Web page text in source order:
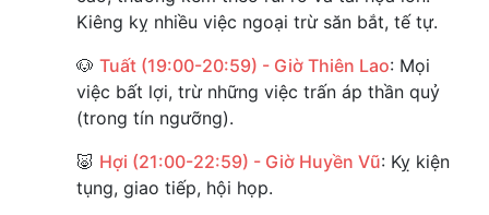
Kiêng kỵ nhiều việc ngoại trừ săn bắt, tế tự.
🐶 Tuất (19:00-20:59) - Giờ Thiên Lao: Mọi
việc bất lợi, trừ những việc trấn áp thần quỷ
(trong tín ngưỡng).
🐷 Hợi (21:00-22:59) - Giờ Huyền Vũ: Kỵ kiện
tụng, giao tiếp, hội họp.